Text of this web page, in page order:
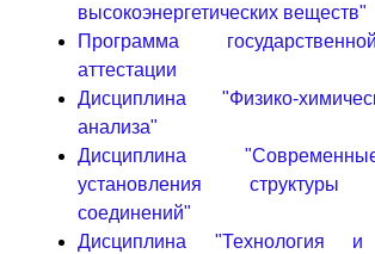
высокоэнергетических веществ"
Программа
аттестации
Дисциплина "Физико-
анализа"
Дисциплина
установления структуры
соединений"
Дисциплина "Технология и